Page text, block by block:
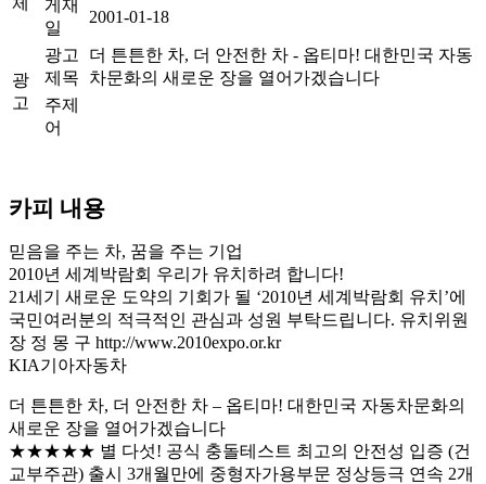
게재
일
2001-01-18
광
고
광고
제목
더 튼튼한 차, 더 안전한 차 - 옵티마! 대한민국 자동
차문화의 새로운 장을 열어가겠습니다
주제
어
카피 내용
믿음을 주는 차, 꿈을 주는 기업
2010년 세계박람회 우리가 유치하려 합니다!
21세기 새로운 도약의 기회가 될 ‘2010년 세계박람회 유치’에
국민여러분의 적극적인 관심과 성원 부탁드립니다. 유치위원
장 정 몽 구 http://www.2010expo.or.kr
KIA기아자동차
더 튼튼한 차, 더 안전한 차 – 옵티마! 대한민국 자동차문화의
새로운 장을 열어가겠습니다
★★★★★ 별 다섯! 공식 충돌테스트 최고의 안전성 입증 (건
교부주관) 출시 3개월만에 중형자가용부문 정상등극 연속 2개